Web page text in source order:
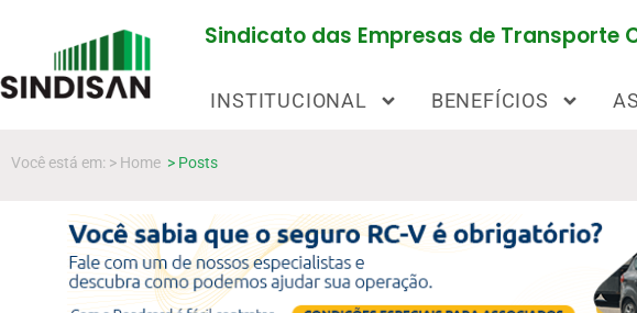
Sindicato das Empresas de Transporte
INSTITUCIONAL BENEFÍCIOS
Você está em: > Home > Posts